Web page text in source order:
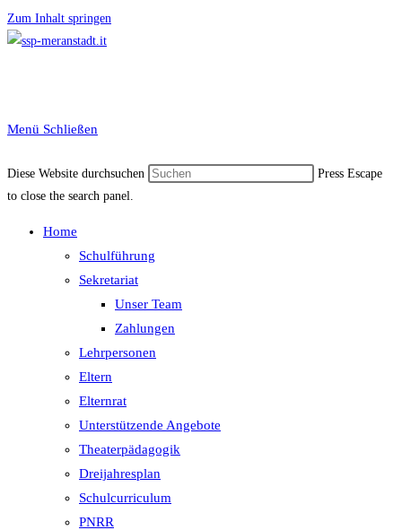
Zum Inhalt springen
Menü Schließen
Diese Website durchsuchen
Press Escape
to close the search panel.
Home
Schulführung
Sekretariat
Unser Team
Zahlungen
Lehrpersonen
Eltern
Elternrat
Unterstützende Angebote
Theaterpädagogik
Dreijahresplan
Schulcurriculum
PNRR